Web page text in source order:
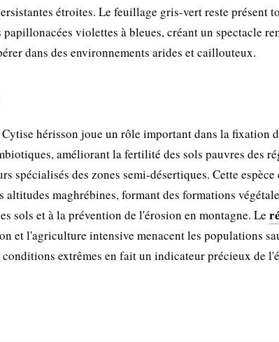
étroites. Le feuillage gris-vert reste présent
violettes à bleues, créant un spectacle
dans des environnements arides et caillouteux.
hérisson joue un rôle important dans la fixation
améliorant la fertilité des sols pauvres des
spécialisés des zones semi-désertiques. Cette
altitudes maghrébines, formant des formations
sols et à la prévention de l'érosion en montagne. Le
et l'agriculture intensive menacent les populations
extrêmes en fait un indicateur précieux de